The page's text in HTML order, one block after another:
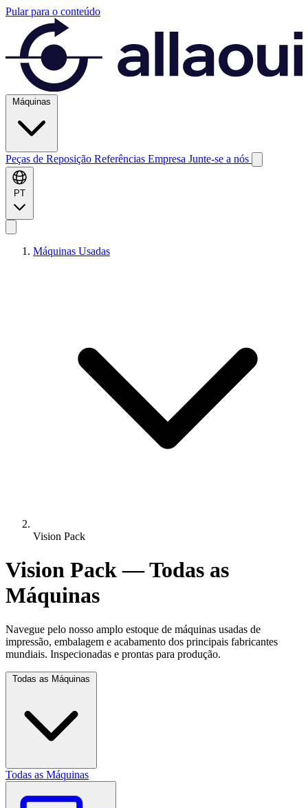
Pular para o conteúdo
Máquinas
Peças de Reposição Referências Empresa Junte-se a nós
PT
Máquinas Usadas
Vision Pack
Vision Pack — Todas as
Máquinas
Navegue pelo nosso amplo estoque de máquinas usadas de
impressão, embalagem e acabamento dos principais fabricantes
mundiais. Inspecionadas e prontas para produção.
Todas as Máquinas
Todas as Máquinas